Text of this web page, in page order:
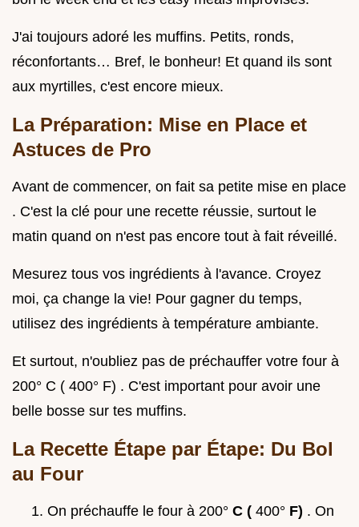
J'ai toujours adoré les muffins. Petits, ronds,
réconfortants… Bref, le bonheur! Et quand ils sont
aux myrtilles, c'est encore mieux.
La Préparation: Mise en Place et
Astuces de Pro
Avant de commencer, on fait sa petite mise en place
. C'est la clé pour une recette réussie, surtout le
matin quand on n'est pas encore tout à fait réveillé.
Mesurez tous vos ingrédients à l'avance. Croyez
moi, ça change la vie! Pour gagner du temps,
utilisez des ingrédients à température ambiante.
Et surtout, n'oubliez pas de préchauffer votre four à
200° C ( 400° F) . C'est important pour avoir une
belle bosse sur tes muffins.
La Recette Étape par Étape: Du Bol
au Four
On préchauffe le four à 200° C ( 400° F) . On